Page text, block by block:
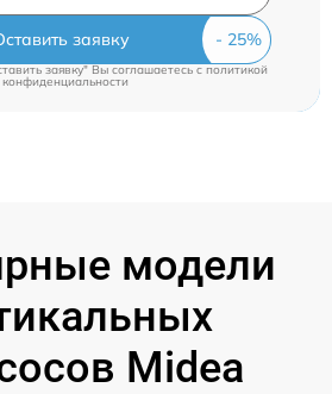
заявку
заявку" Вы соглашаетесь cполитикой
конфиденциальности
модели
Midea